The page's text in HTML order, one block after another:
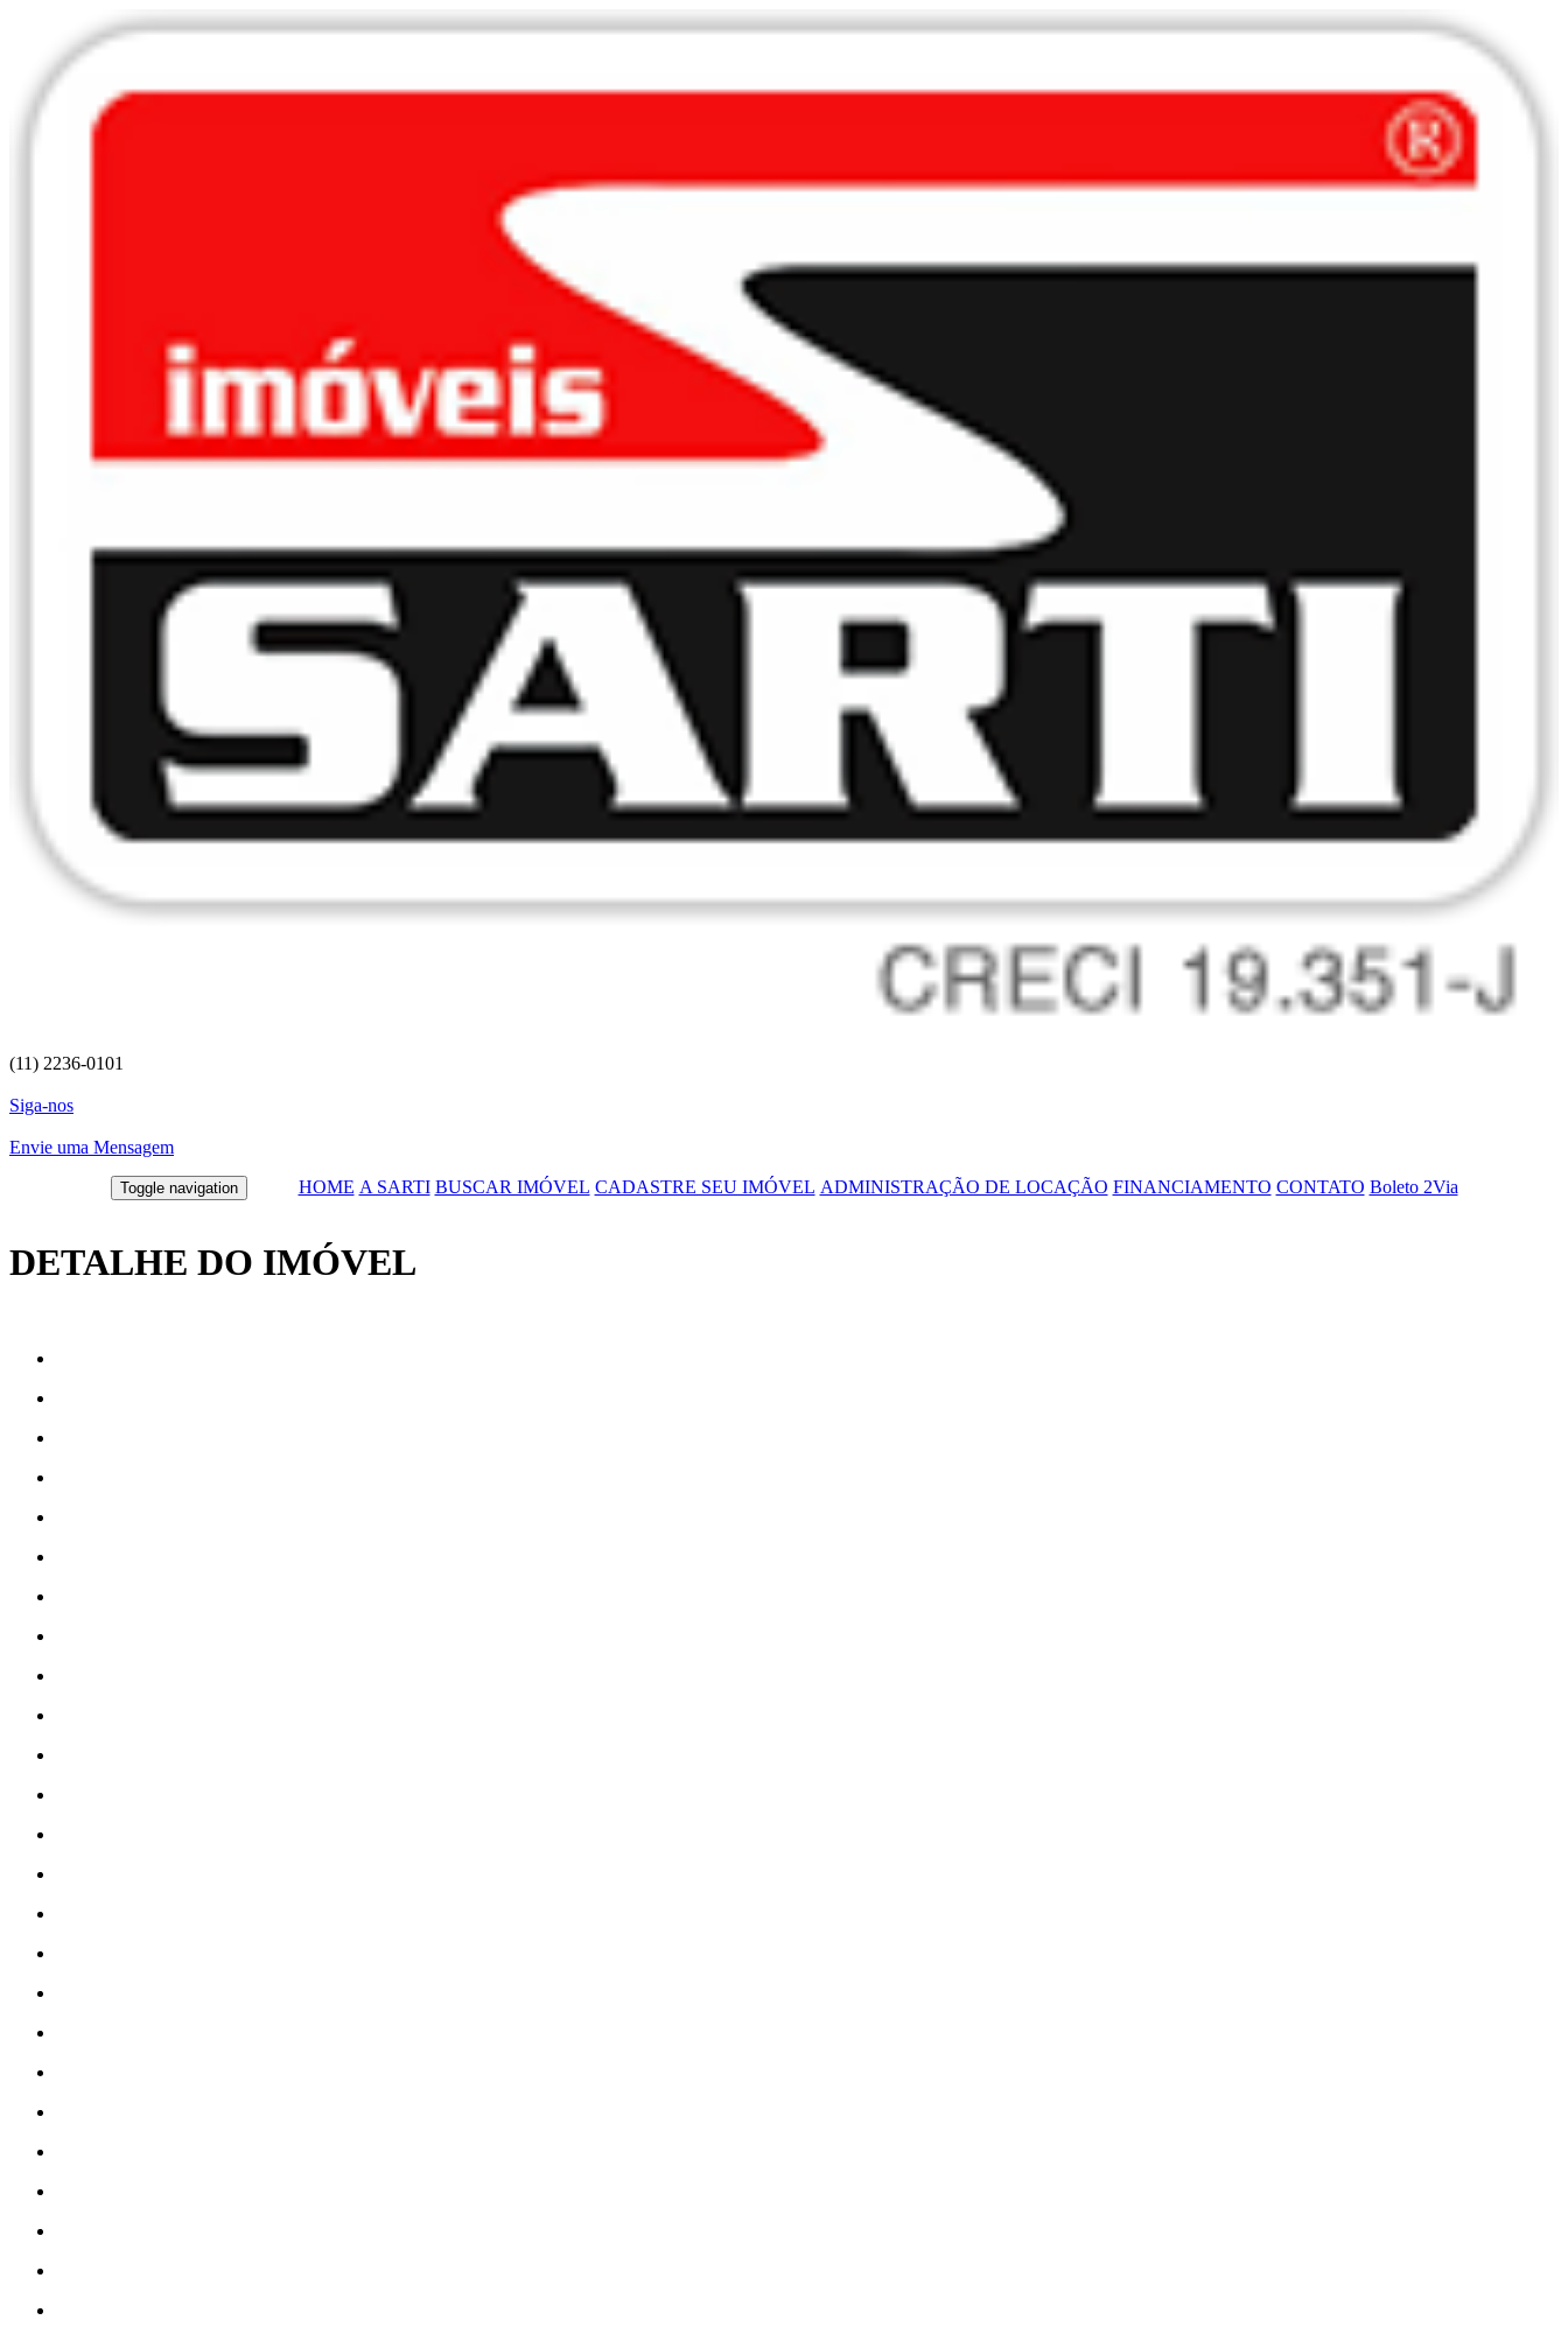
(11) 2236-0101
Siga-nos
Envie uma Mensagem
Toggle navigation HOME A SARTI BUSCAR IMÓVEL CADASTRE SEU IMÓVEL ADMINISTRAÇÃO DE LOCAÇÃO FINANCIAMENTO CONTATO Boleto 2Via
DETALHE DO IMÓVEL